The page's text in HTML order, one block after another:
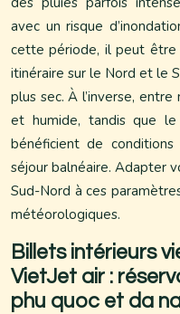
avec un risque
cette période, il peut être
itinéraire sur le Nord et le
plus sec. À l’inverse,
et humide, tandis que
bénéficient de
séjour balnéaire. Adapter
Sud-Nord à ces
météorologiques.
Billets intérieurs
VietJet air :
phu quoc et da